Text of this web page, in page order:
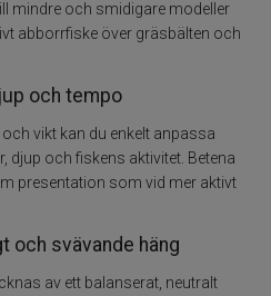
mindre och smidigare modeller
abborrfiske över gräsbälten och
och tempo
vikt kan du enkelt anpassa
djup och fiskens aktivitet. Betena
presentation som vid mer aktivt
och svävande häng
av ett balanserat, neutralt